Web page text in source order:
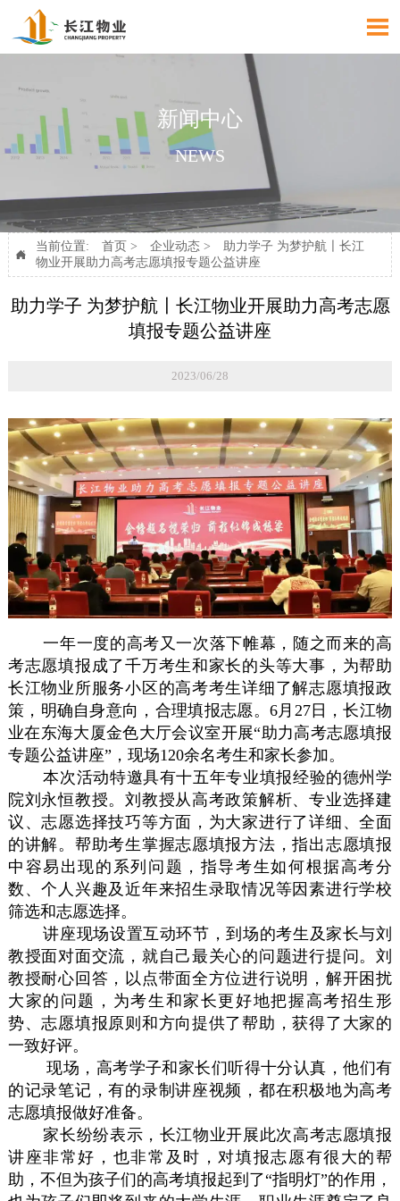

新闻中心
NEWS

当前位置: 首页 > 企业动态>
助力学子 为梦护航〡长江
物业开展助力高考志愿填报专题公益讲座
助力学子 为梦护航〡长江物业开展助力高考志愿
填报专题公益讲座
2023/06/28
一年一度的高考又一次落下帷幕，随之而来的高
考志愿填报成了千万考生和家长的头等大事，为帮助
长江物业所服务小区的高考考生详细了解志愿填报政
策，明确自身意向，合理填报志愿。6月27日，长江物
业在东海大厦金色大厅会议室开展“助力高考志愿填报
专题公益讲座”，现场120余名考生和家长参加。
本次活动特邀具有十五年专业填报经验的德州学
院刘永恒教授。刘教授从高考政策解析、专业选择建
议、志愿选择技巧等方面，为大家进行了详细、全面
的讲解。帮助考生掌握志愿填报方法，指出志愿填报
中容易出现的系列问题，指导考生如何根据高考分
数、个人兴趣及近年来招生录取情况等因素进行学校
筛选和志愿选择。
讲座现场设置互动环节，到场的考生及家长与刘
教授面对面交流，就自己最关心的问题进行提问。刘
教授耐心回答，以点带面全方位进行说明，解开困扰
大家的问题，为考生和家长更好地把握高考招生形
势、志愿填报原则和方向提供了帮助，获得了大家的
一致好评。
现场，高考学子和家长们听得十分认真，他们有
的记录笔记，有的录制讲座视频，都在积极地为高考
志愿填报做好准备。
家长纷纷表示，长江物业开展此次高考志愿填报
讲座非常好，也非常及时，对填报志愿有很大的帮
助，不但为孩子们的高考填报起到了“指明灯”的作用，